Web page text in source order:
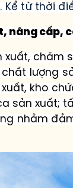
Kể từ thời
nâng cấp,
xuất,
lượng
kho
sản xuất;
nhằm